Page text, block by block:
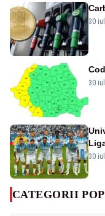
30
30
30
CATEGORII